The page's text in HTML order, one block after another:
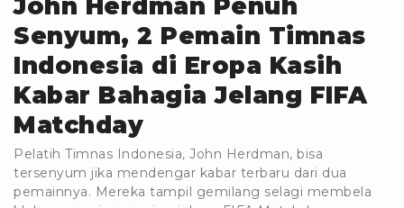
John Herdman Penuh
Senyum, 2 Pemain Timnas
Indonesia di Eropa Kasih
Kabar Bahagia Jelang FIFA
Matchday
Pelatih Timnas Indonesia, John Herdman, bisa
tersenyum jika mendengar kabar terbaru dari dua
pemainnya. Mereka tampil gemilang selagi membela